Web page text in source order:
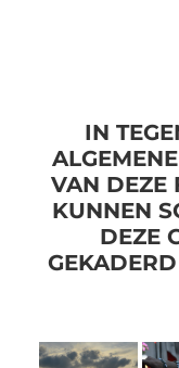
IN
VAN DEZE
KUNNEN
DEZE